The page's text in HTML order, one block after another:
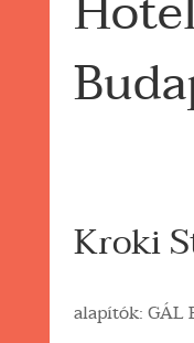
Kroki
alapítók: GÁL